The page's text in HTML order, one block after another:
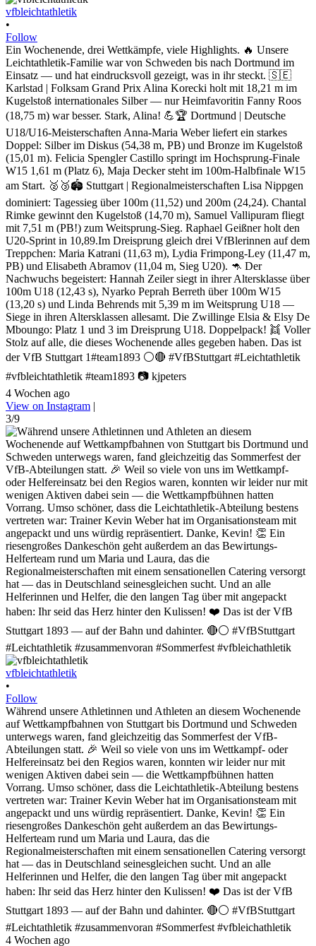
vfbleichtathletik
•
Follow
Ein Wochenende, drei Wettkämpfe, viele Highlights. 🔥 Unsere
Leichtathletik-Familie war von Schweden bis nach Dortmund im
Einsatz — und hat eindrucksvoll gezeigt, was in ihr steckt. 🇸🇪
Karlstad | Folksam Grand Prix Alina Korecki holt mit 18,21 m im
Kugelstoß internationales Silber — nur Heimfavoritin Fanny Roos
(18,75 m) war besser. Stark, Alina! 💪🏆 Dortmund | Deutsche
U18/U16-Meisterschaften Anna-Maria Weber liefert ein starkes
Doppel: Silber im Diskus (54,38 m, PB) und Bronze im Kugelstoß
(15,01 m). Felicia Spengler Castillo springt im Hochsprung-Finale
W15 1,61 m (Platz 6), Maja Decker steht im 100m-Halbfinale W15
am Start. 🥈🥉🏟️ Stuttgart | Regionalmeisterschaften Lisa Nippgen
dominiert: Tagessieg über 100m (11,52) und 200m (24,24). Chantal
Rimke gewinnt den Kugelstoß (14,70 m), Samuel Vallipuram fliegt
mit 7,51 m (PB!) zum Weitsprung-Sieg. Raphael Geißner holt den
U20-Sprint in 10,89.Im Dreisprung gleich drei VfBlerinnen auf dem
Treppchen: Maria Katrani (11,63 m), Lydia Frimpong-Ley (11,47 m,
PB) und Elisabeth Abramov (11,04 m, Sieg U20). 🦘 Der
Nachwuchs begeistert: Hannah Zeiler siegt in ihrer Altersklasse über
100m U18 (12,43 s), Nyarko Peprah Berreth über 100m W15
(13,20 s) und Linda Behrends mit 5,39 m im Weitsprung U18 —
Siege in ihren Altersklassen allesamt. Die Zwillinge Elsia & Elsy De
Mboungo: Platz 1 und 3 im Dreisprung U18. Doppelpack! 👯 Voller
Stolz auf alle, die dieses Wochenende alles gegeben haben. Das ist
der VfB Stuttgart 1#team1893 ⚪🔴 #VfBStuttgart #Leichtathletik
#vfbleichtathletik #team1893 📷 kjpeters
4 Wochen ago
View on Instagram |
3/9
vfbleichtathletik
•
Follow
Während unsere Athletinnen und Athleten an diesem Wochenende
auf Wettkampfbahnen von Stuttgart bis Dortmund und Schweden
unterwegs waren, fand gleichzeitig das Sommerfest der VfB-
Abteilungen statt. 🎉 Weil so viele von uns im Wettkampf- oder
Helfereinsatz bei den Regios waren, konnten wir leider nur mit
wenigen Aktiven dabei sein — die Wettkampfbühnen hatten
Vorrang. Umso schöner, dass die Leichtathletik-Abteilung bestens
vertreten war: Trainer Kevin Weber hat im Organisationsteam mit
angepackt und uns würdig repräsentiert. Danke, Kevin! 👏 Ein
riesengroßes Dankeschön geht außerdem an das Bewirtungs-
Helferteam rund um Maria und Laura, das die
Regionalmeisterschaften mit einem sensationellen Catering versorgt
hat — das in Deutschland seinesgleichen sucht. Und an alle
Helferinnen und Helfer, die den langen Tag über mit angepackt
haben: Ihr seid das Herz hinter den Kulissen! ❤️ Das ist der VfB
Stuttgart 1893 — auf der Bahn und dahinter. 🔴⚪ #VfBStuttgart
#Leichtathletik #zusammenvoran #Sommerfest #vfbleichathletik
4 Wochen ago